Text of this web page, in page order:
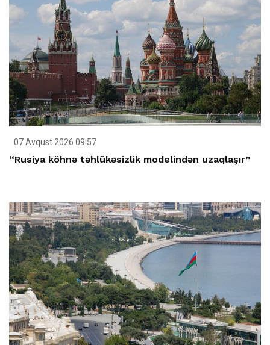
07 Avqust 2026 09:57
“Rusiya köhnə təhlükəsizlik modelindən uzaqlaşır”